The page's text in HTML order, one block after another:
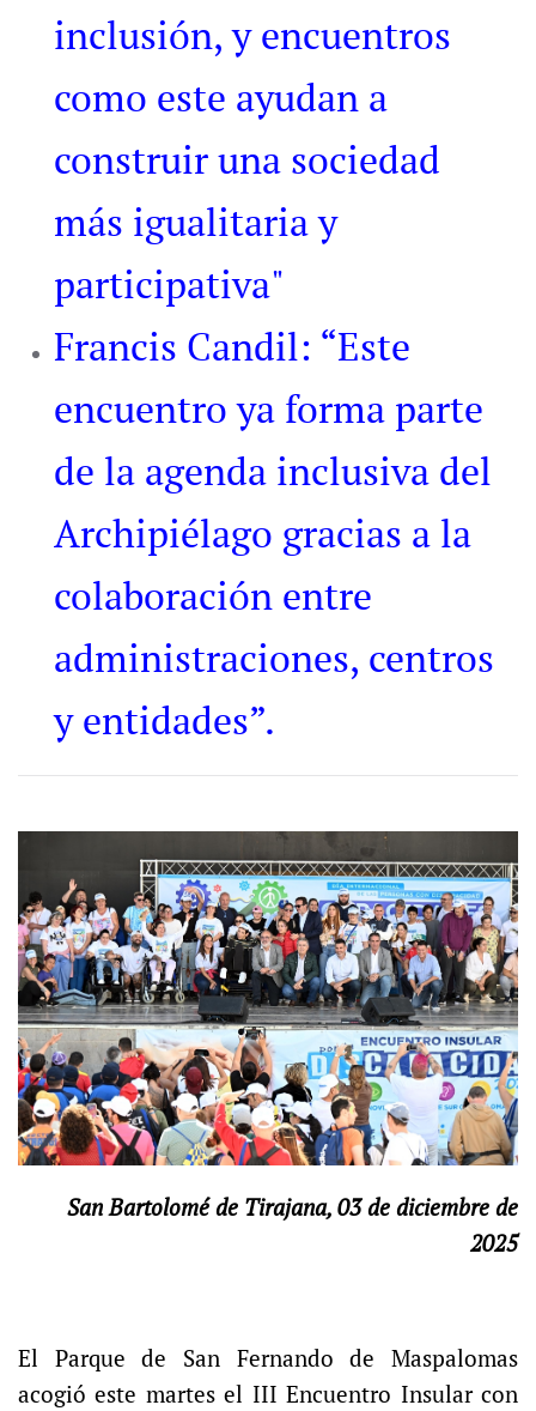
inclusión, y encuentros
como este ayudan a
construir una sociedad
más igualitaria y
participativa"
Francis Candil: “Este
encuentro ya forma parte
de la agenda inclusiva del
Archipiélago gracias a la
colaboración entre
administraciones, centros
y entidades”.
San Bartolomé de Tirajana, 03 de diciembre de
2025
El Parque de San Fernando de Maspalomas
acogió este martes el III Encuentro Insular con